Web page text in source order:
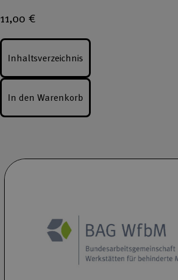
11,00 €
Inhaltsverzeichnis
In den Warenkorb